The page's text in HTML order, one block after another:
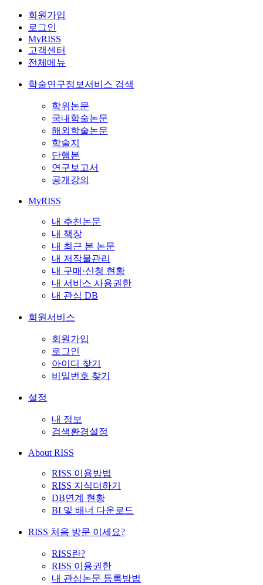
회원가입
로그인
MyRISS
고객센터
전체메뉴
학술연구정보서비스 검색
학위논문
국내학술논문
해외학술논문
학술지
단행본
연구보고서
공개강의
MyRISS
내 추천논문
내 책장
내 최근 본 논문
내 저작물관리
내 구매·신청 현황
내 서비스 사용권한
내 관심 DB
회원서비스
회원가입
로그인
아이디 찾기
비밀번호 찾기
설정
내 정보
검색환경설정
About RISS
RISS 이용방법
RISS 지식더하기
DB연계 현황
BI 및 배너 다운로드
RISS 처음 방문 이세요?
RISS란?
RISS 이용권한
내 관심논문 등록방법